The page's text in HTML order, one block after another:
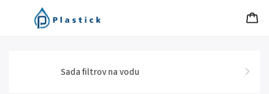
Sada filtrov na vodu